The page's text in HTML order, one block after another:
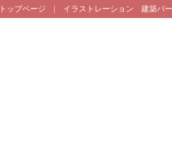
トップページ | イラストレーション 建築パ